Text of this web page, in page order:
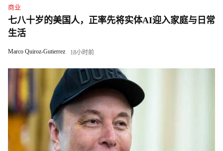
商业
七八十岁的美国人，正率先将实体AI迎入家庭与日常
生活
Marco Quiroz-Gutierrez 18小时前